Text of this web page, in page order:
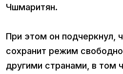
Чшмаритян.
При этом он подчеркнул,
сохранит режим
другими странами, в том